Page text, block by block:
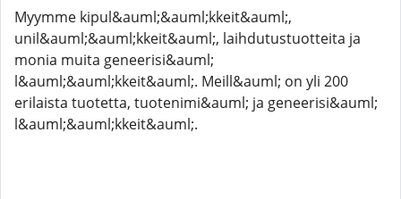
Myymme kipul&auml;&auml;kkeit&auml;,
unil&auml;&auml;kkeit&auml;, laihdutustuotteita ja
monia muita geneerisi&auml;
l&auml;&auml;kkeit&auml;. Meill&auml; on yli 200
erilaista tuotetta, tuotenimi&auml; ja geneerisi&auml;
l&auml;&auml;kkeit&auml;.